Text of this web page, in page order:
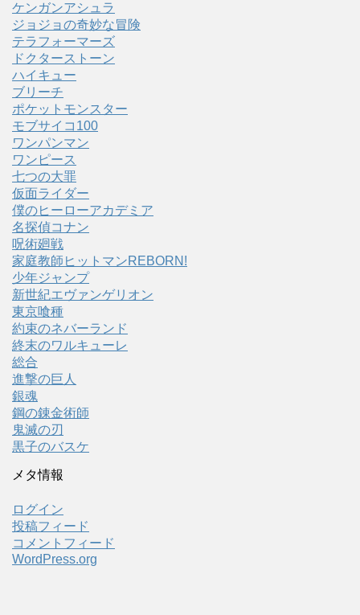
ケンガンアシュラ
ジョジョの奇妙な冒険
テラフォーマーズ
ドクターストーン
ハイキュー
ブリーチ
ポケットモンスター
モブサイコ100
ワンパンマン
ワンピース
七つの大罪
仮面ライダー
僕のヒーローアカデミア
名探偵コナン
呪術廻戦
家庭教師ヒットマンREBORN!
少年ジャンプ
新世紀エヴァンゲリオン
東京喰種
約束のネバーランド
終末のワルキューレ
総合
進撃の巨人
銀魂
鋼の錬金術師
鬼滅の刃
黒子のバスケ
メタ情報
ログイン
投稿フィード
コメントフィード
WordPress.org